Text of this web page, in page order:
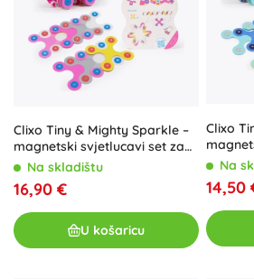
Clixo Tiny & Mighty Sparkle –
magnetski svjetlucavi set za
slaganje 9 kom
Na skladištu
16,90 €
U košaricu
Clixo
Na
14,50